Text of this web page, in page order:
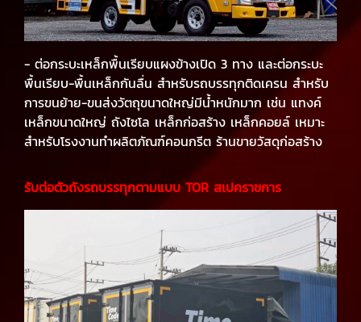
- ต่อกระบะเหล็กพื้นเรียบแผงข้างเปิด 3 ทาง และต่อกระบะ
พื้นเรียบ-พื้นเหล็กกันลื่น สำหรับรถบรรทุกติดเครน สำหรับ
การขนย้าย-ขนส่งวัตถุขนาดใหญ่มีน้ำหนักมาก เช่น แทงค์
เหล็กขนาดใหญ่ ถังไซโล เหล็กก่อสร้าง เหล็กคอยล์ เหมาะ
สำหรับโรงงานทำผลิตภัณฑ์คอนกรีต ร้านขายวัสดุก่อสร้าง
รับต่อตัวถังรถบรรทุกตามแบบ TOR สเปคราชการ